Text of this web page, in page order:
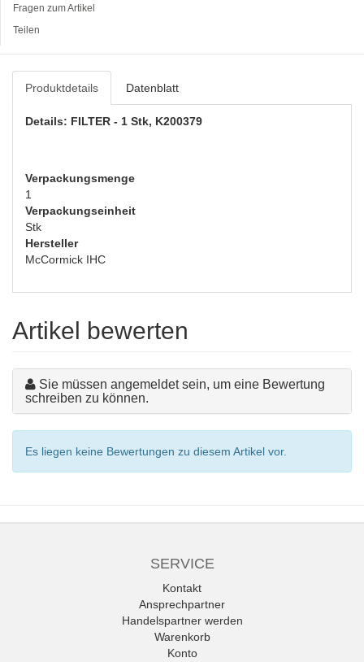
Fragen zum Artikel
Teilen
Produktdetails Datenblatt
Details: FILTER - 1 Stk, K200379
Verpackungsmenge
1
Verpackungseinheit
Stk
Hersteller
McCormick IHC
Artikel bewerten
Sie müssen angemeldet sein, um eine Bewertung
schreiben zu können.
Es liegen keine Bewertungen zu diesem Artikel vor.
SERVICE
Kontakt
Ansprechpartner
Handelspartner werden
Warenkorb
Konto